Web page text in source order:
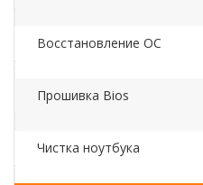
Восстановление ОС
Прошивка Bios
Чистка ноутбука